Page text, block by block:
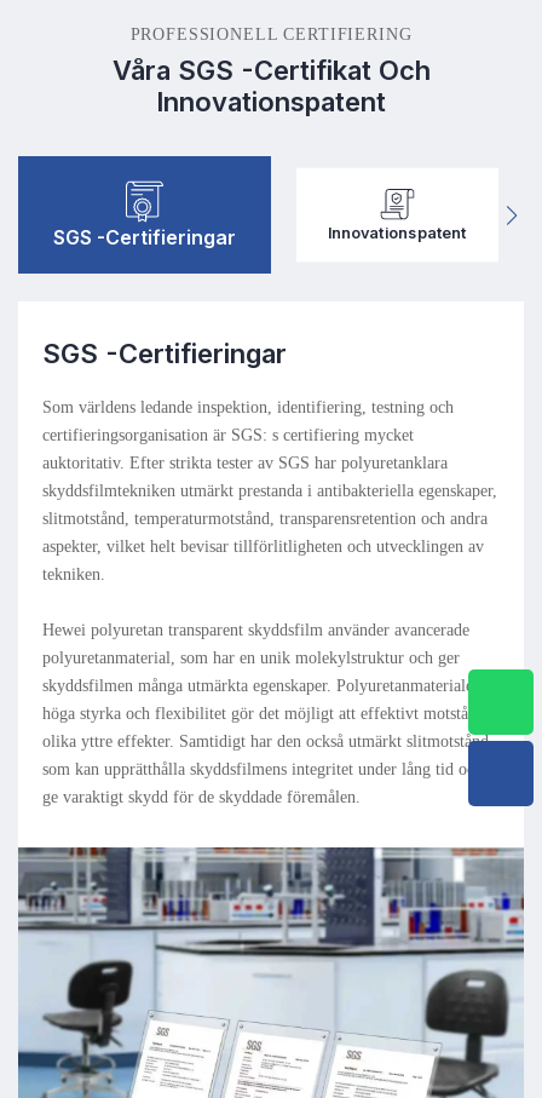
PROFESSIONELL CERTIFIERING
Våra SGS -certifikat Och
Innovationspatent
SGS -certifieringar Innovationspatent
SGS -certifieringar
Som världens ledande inspektion, identifiering, testning och
certifieringsorganisation är SGS: s certifiering mycket
auktoritativ. Efter strikta tester av SGS har polyuretanklara
skyddsfilmtekniken utmärkt prestanda i antibakteriella egenskaper,
slitmotstånd, temperaturmotstånd, transparensretention och andra
aspekter, vilket helt bevisar tillförlitligheten och utvecklingen av
tekniken.
Hewei polyuretan transparent skyddsfilm använder avancerade
polyuretanmaterial, som har en unik molekylstruktur och ger
skyddsfilmen många utmärkta egenskaper. Polyuretanmaterialets
höga styrka och flexibilitet gör det möjligt att effektivt motstå
olika yttre effekter. Samtidigt har den också utmärkt slitmotstånd,
som kan upprätthålla skyddsfilmens integritet under lång tid och
ge varaktigt skydd för de skyddade föremålen.